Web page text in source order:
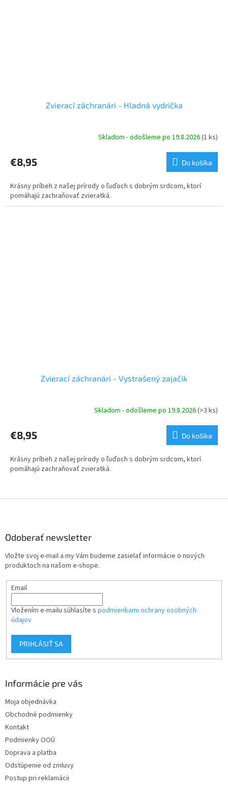
Zvierací záchranári - Hladná vydrička
Skladom - odošleme po 19.8.2026(1 ks)
€8,95 Do košíka
Krásny príbeh z našej prírody o ľuďoch s dobrým srdcom, ktorí
pomáhajú zachraňovať zvieratká.
Zvierací záchranári - Vystrašený zajačik
Skladom - odošleme po 19.8.2026(>3 ks)
€8,95 Do košíka
Krásny príbeh z našej prírody o ľuďoch s dobrým srdcom, ktorí
pomáhajú zachraňovať zvieratká.
Odoberať newsletter
Vložte svoj e-mail a my Vám budeme zasielať informácie o nových
produktoch na našom e-shope.
Email
Vložením e-mailu súhlasíte s podmienkami ochrany osobných
údajov
PRIHLÁSIŤ SA
Informácie pre vás
Moja objednávka
Obchodné podmienky
Kontakt
Podmienky OOÚ
Doprava a platba
Odstúpenie od zmluvy
Postup pri reklamácii